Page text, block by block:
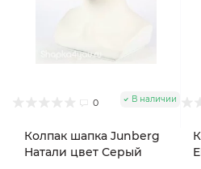
0 В наличии
Колпак шапка Junberg
Натали цвет Серый